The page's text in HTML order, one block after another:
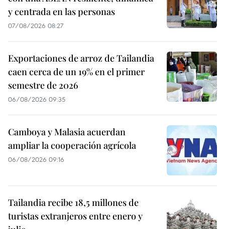
y centrada en las personas
07/08/2026 08:27
Exportaciones de arroz de Tailandia
caen cerca de un 19% en el primer
semestre de 2026
06/08/2026 09:35
Camboya y Malasia acuerdan
ampliar la cooperación agrícola
06/08/2026 09:16
Tailandia recibe 18,5 millones de
turistas extranjeros entre enero y